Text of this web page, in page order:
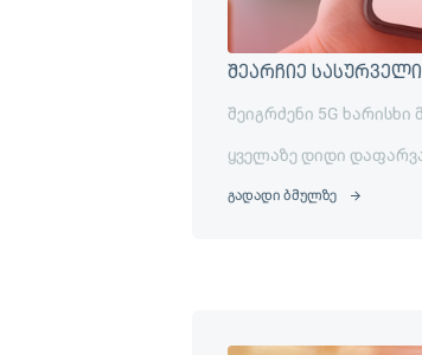
შეარჩიე
შეიგრძენი 5G ხარისხი
ყველაზე დიდი
გადადი ბმულზე